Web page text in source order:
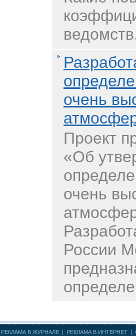
очень
Проект
«Об
очень
России
РЕКЛАМА В ЖУРНАЛЕ | РЕКЛАМА В ИНТЕРНЕТ |